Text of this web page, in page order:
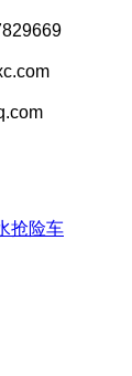
抢险车